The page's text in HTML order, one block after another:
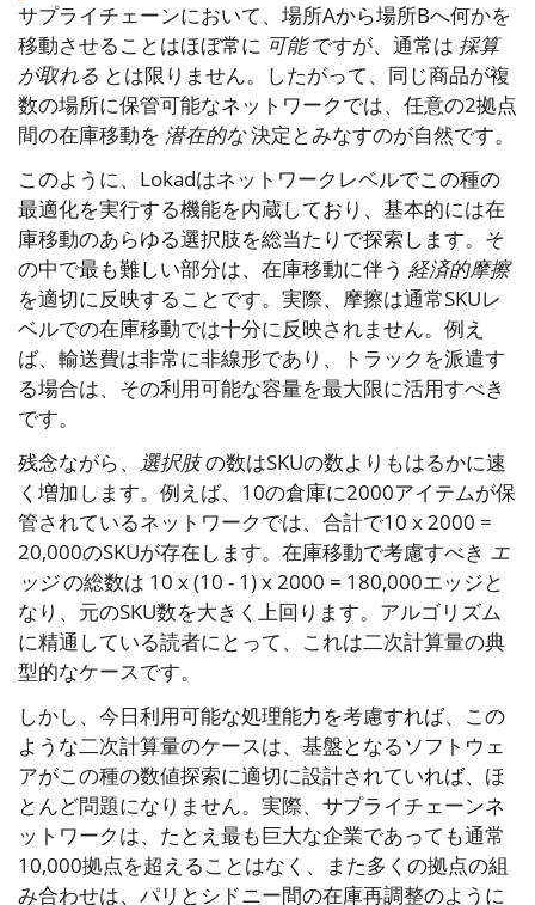
サプライチェーンにおいて、場所Aから場所Bへ何かを
移動させることはほぼ常に 可能ですが、通常は 採算
が取れる とは限りません。したがって、同じ商品が複
数の場所に保管可能なネットワークでは、任意の2拠点
間の在庫移動を 潜在的な決定とみなすのが自然です。
このように、Lokadはネットワークレベルでこの種の
最適化を実行する機能を内蔵しており、基本的には在
庫移動のあらゆる選択肢を総当たりで探索します。そ
の中で最も難しい部分は、在庫移動に伴う 経済的摩擦
を適切に反映することです。実際、摩擦は通常SKUレ
ベルでの在庫移動では十分に反映されません。例え
ば、輸送費は非常に非線形であり、トラックを派遣す
る場合は、その利用可能な容量を最大限に活用すべき
です。
残念ながら、 選択肢の数はSKUの数よりもはるかに速
く増加します。例えば、10の倉庫に2000アイテムが保
管されているネットワークでは、合計で10 x 2000 =
20,000のSKUが存在します。在庫移動で考慮すべき エ
ッジの総数は 10 x (10 - 1) x 2000 = 180,000エッジと
なり、元のSKU数を大きく上回ります。アルゴリズム
に精通している読者にとって、これは二次計算量の典
型的なケースです。
しかし、今日利用可能な処理能力を考慮すれば、この
ような二次計算量のケースは、基盤となるソフトウェ
アがこの種の数値探索に適切に設計されていれば、ほ
とんど問題になりません。実際、サプライチェーンネ
ットワークは、たとえ最も巨大な企業であっても通常
10,000拠点を超えることはなく、また多くの拠点の組
み合わせは、パリとシドニー間の在庫再調整のように